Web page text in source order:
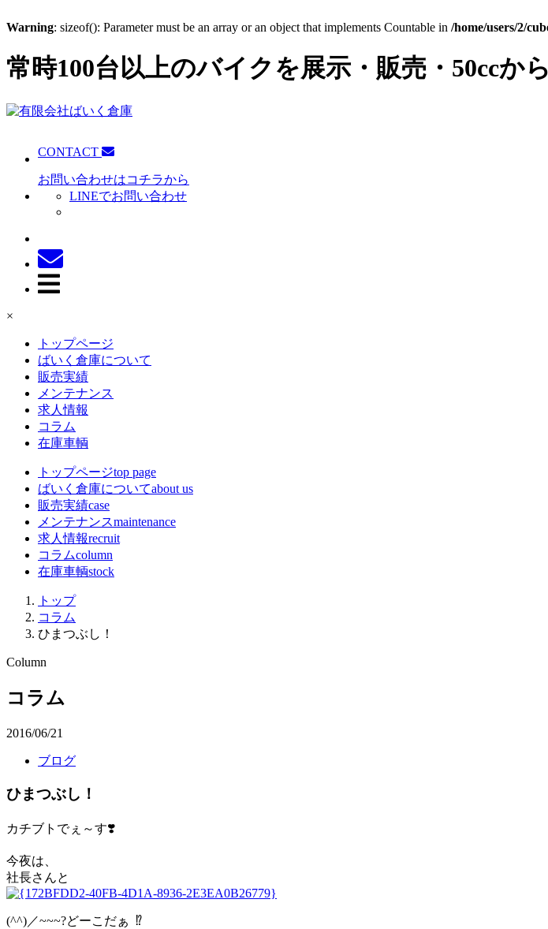
Warning: sizeof(): Parameter must be an array or an object that implements Countable in /home/users/2/
常時100台以上のバイクを展示・販売・50ccか
CONTACT
お問い合わせはコチラから
LINEでお問い合わせ
×
トップページ
ばいく倉庫について
販売実績
メンテナンス
求人情報
コラム
在庫車輌
トップページtop page
ばいく倉庫についてabout us
販売実績case
メンテナンスmaintenance
求人情報recruit
コラムcolumn
在庫車輌stock
トップ
コラム
ひまつぶし！
Column
コラム
2016/06/21
ブログ
ひまつぶし！
カチブトでぇ～す❣️
今夜は、
社長さんと
(^^)／~~~?どーこだぁ ⁉️